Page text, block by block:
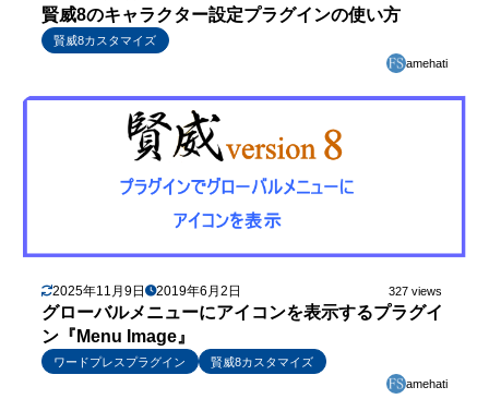
賢威8のキャラクター設定プラグインの使い方
賢威8カスタマイズ
amehati
2025年11月9日 2019年6月2日 327 views
グローバルメニューにアイコンを表示するプラグイ
ン『Menu Image』
ワードプレスプラグイン
賢威8カスタマイズ
amehati